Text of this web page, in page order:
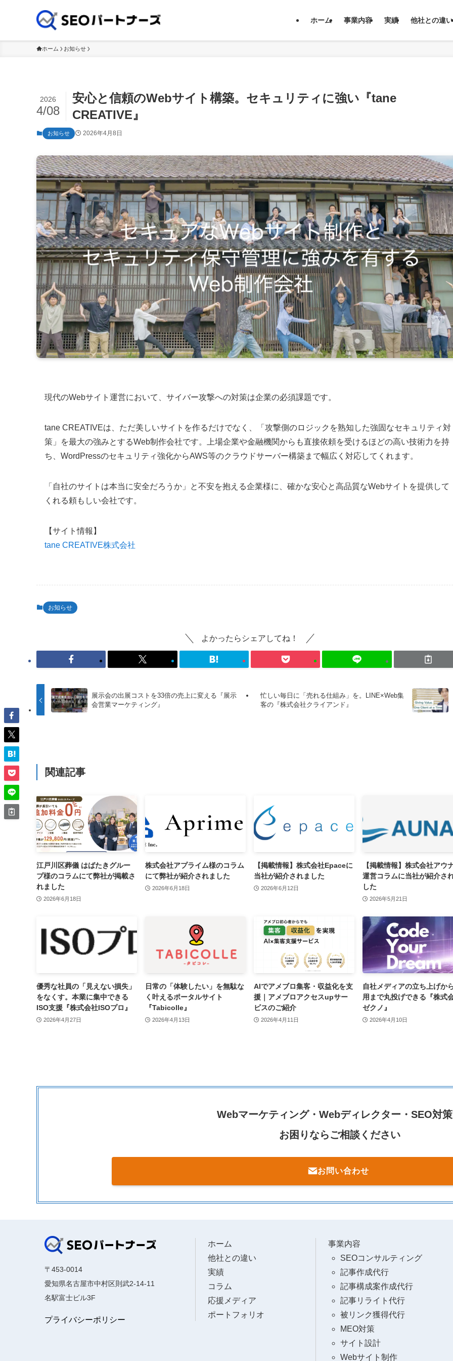
【名古屋のSEO対策】WEB上で優秀な営業マンを雇いませんか？
ホーム 事業内容 実績 他社との違い
ホーム お知らせ
安心と信頼のWebサイト構築。セキュリティに強い『tane
CREATIVE』
2026
4/08
お知らせ 2026年4月8日
現代のWebサイト運営において、サイバー攻撃への対策は企業の必須課題です。
tane CREATIVEは、ただ美しいサイトを作るだけでなく、「攻撃側のロジックを熟知した強固なセキュリティ対
策」を最大の強みとするWeb制作会社です。上場企業や金融機関からも直接依頼を受けるほどの高い技術力を持
ち、WordPressのセキュリティ強化からAWS等のクラウドサーバー構築まで幅広く対応してくれます。
「自社のサイトは本当に安全だろうか」と不安を抱える企業様に、確かな安心と高品質なWebサイトを提供して
くれる頼もしい会社です。
【サイト情報】
tane CREATIVE株式会社
お知らせ
よかったらシェアしてね！
展示会の出展コストを33倍の売上に変える『展示
会営業マーケティング』
忙しい毎日に「売れる仕組み」を。LINE×Web集
客の『株式会社クライアンド』
関連記事
江戸川区葬儀 はばたきグルー
プ様のコラムにて弊社が掲載さ
れました
2026年6月18日
株式会社アプライム様のコラム
にて弊社が紹介されました
2026年6月18日
【掲載情報】株式会社Epaceに
当社が紹介されました
2026年6月12日
【掲載情報】株式会社アウ
運営コラムに当社が紹介さ
した
2026年5月21日
優秀な社員の「見えない損失」
をなくす。本業に集中できる
ISO支援『株式会社ISOプロ』
2026年4月27日
日常の「体験したい」を無駄な
く叶えるポータルサイト
『Tabicolle』
2026年4月13日
AIでアメブロ集客・収益化を支
援｜アメブロアクセスupサー
ビスのご紹介
2026年4月11日
自社メディアの立ち上げか
用まで丸投げできる『株式
ゼクノ』
2026年4月10日
Webマーケティング・ Webディレクター・SEO対
お困りならご相談ください
お問い合わせ
〒453-0014
愛知県名古屋市中村区則武2-14-11
名駅富士ビル3F
プライバシーポリシー
ホーム
他社との違い
実績
コラム
応援メディア
ポートフォリオ
事業内容
SEOコンサルティング
記事作成代行
記事構成案作成代行
記事リライト代行
被リンク獲得代行
MEO対策
サイト設計
Webサイト制作